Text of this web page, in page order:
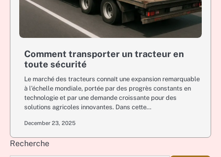
Comment transporter un tracteur en
toute sécurité
Le marché des tracteurs connaît une expansion remarquable
à l’échelle mondiale, portée par des progrès constants en
technologie et par une demande croissante pour des
solutions agricoles innovantes. Dans cette…
December 23, 2025
Recherche